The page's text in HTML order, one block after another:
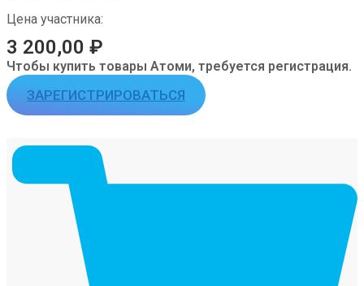
Цена участника:
3 200,00 ₽
Чтобы купить товары Атоми, требуется регистрация.
ЗАРЕГИСТРИРОВАТЬСЯ